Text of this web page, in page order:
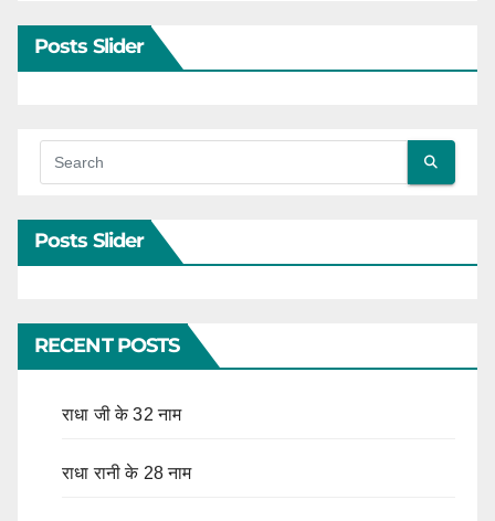
Posts Slider
Posts Slider
RECENT POSTS
राधा जी के 32 नाम
राधा रानी के 28 नाम